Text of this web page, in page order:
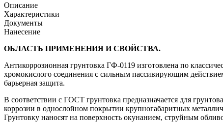
Описание
Характеристики
Документы
Нанесение
ОБЛАСТЬ ПРИМЕНЕНИЯ И СВОЙСТВА.
Антикоррозионная грунтовка ГФ-0119 изготовлена по
хромокислого соединения с сильным пассивирующим
барьерная защита.
В соответствии с ГОСТ грунтовка предназначается для
коррозии в однослойном покрытии крупногабаритных
Грунтовку наносят на поверхность окунанием, струйным